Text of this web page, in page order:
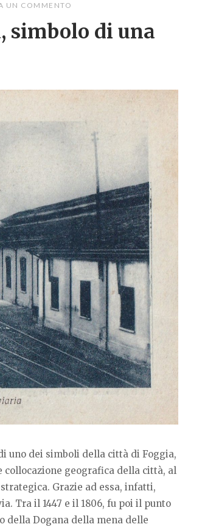
UN COMMENTO
simbolo di una
uno dei simboli della città di Foggia,
geografica della città, al
Grazie ad essa, infatti,
Tra il 1447 e il 1806, fu poi il punto
Dogana della mena delle